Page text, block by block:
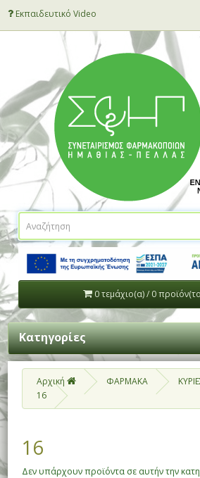
Εκπαιδευτικό Video
0 τεμάχιο(α) / 0
Κατηγορίες
Αρχική ΦΑΡΜΑΚΑ
16
16
Δεν υπάρχουν προϊόντα σε αυτήν την